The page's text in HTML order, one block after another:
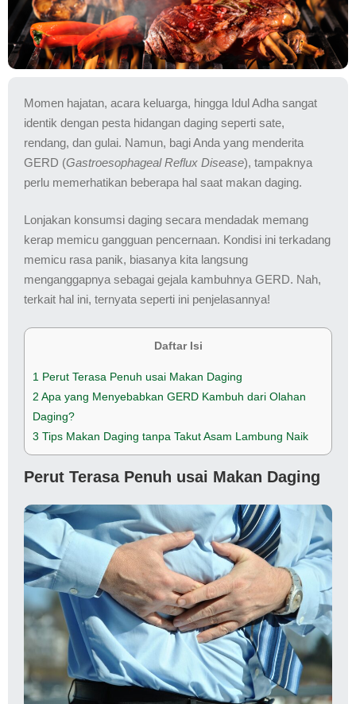
Momen hajatan, acara keluarga, hingga Idul Adha sangat
identik dengan pesta hidangan daging seperti sate,
rendang, dan gulai. Namun, bagi Anda yang menderita
GERD (Gastroesophageal Reflux Disease), tampaknya
perlu memerhatikan beberapa hal saat makan daging.
Lonjakan konsumsi daging secara mendadak memang
kerap memicu gangguan pencernaan. Kondisi ini terkadang
memicu rasa panik, biasanya kita langsung
menganggapnya sebagai gejala kambuhnya GERD. Nah,
terkait hal ini, ternyata seperti ini penjelasannya!
Daftar Isi
1 Perut Terasa Penuh usai Makan Daging
2 Apa yang Menyebabkan GERD Kambuh dari Olahan
Daging?
3 Tips Makan Daging tanpa Takut Asam Lambung Naik
Perut Terasa Penuh usai Makan Daging